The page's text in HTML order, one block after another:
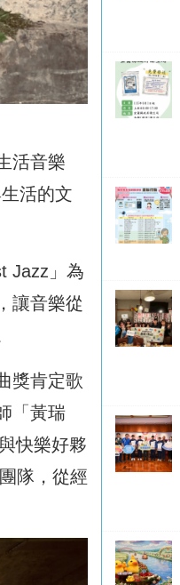
活音樂
活的文
Jazz」為
讓音樂從
獎肯定歌
「黃瑞
快樂好夥
隊，從經